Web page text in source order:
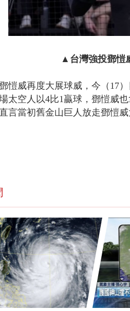
▲ 台灣強投鄧愷
愷威再度大展球威，今（17）
太空人以4比1贏球，鄧愷威
直言當初舊金山巨人放走鄧愷